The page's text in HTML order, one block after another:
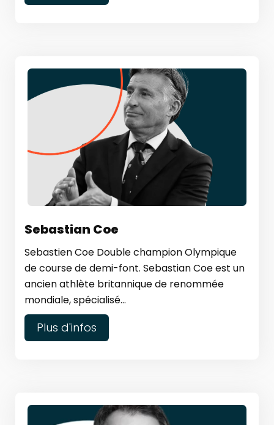
Sebastian Coe
Sebastien Coe Double champion Olympique
de course de demi-font. Sebastian Coe est un
ancien athlète britannique de renommée
mondiale, spécialisé...
Plus d'infos